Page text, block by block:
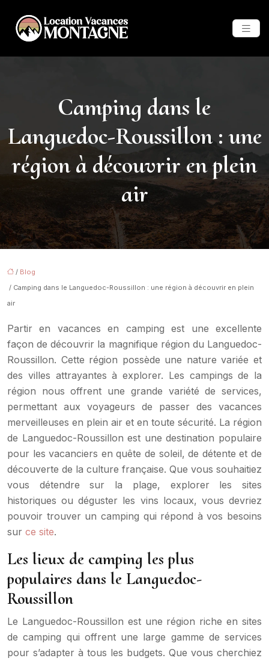
Camping dans le
Languedoc-Roussillon : une
région à découvrir en plein
air
/ Blog
/ Camping dans le Languedoc-Roussillon : une région à découvrir en plein
air
Partir en vacances en camping est une excellente
façon de découvrir la magnifique région du Languedoc-
Roussillon. Cette région possède une nature variée et
des villes attrayantes à explorer. Les campings de la
région nous offrent une grande variété de services,
permettant aux voyageurs de passer des vacances
merveilleuses en plein air et en toute sécurité. La région
de Languedoc-Roussillon est une destination populaire
pour les vacanciers en quête de soleil, de détente et de
découverte de la culture française. Que vous souhaitiez
vous détendre sur la plage, explorer les sites
historiques ou déguster les vins locaux, vous devriez
pouvoir trouver un camping qui répond à vos besoins
sur ce site.
Les lieux de camping les plus
populaires dans le Languedoc-
Roussillon
Le Languedoc-Roussillon est une région riche en sites
de camping qui offrent une large gamme de services
pour s’adapter à tous les budgets. Que vous cherchiez